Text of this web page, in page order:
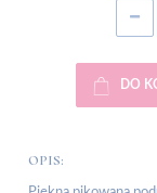
DO
OPIS: